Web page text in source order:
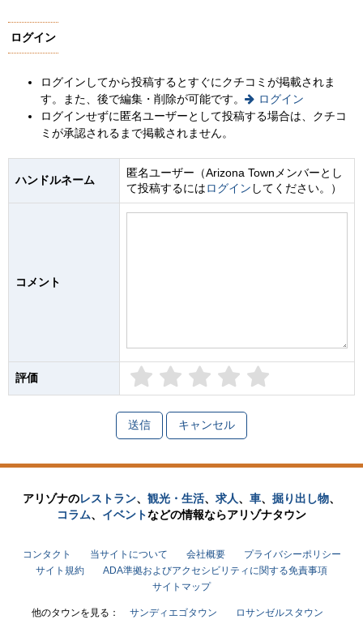
ログイン
ログインしてから投稿するとすぐにクチコミが掲載されま
す。また、後で編集・削除が可能です。
ログイン
ログインせずに匿名ユーザーとして投稿する場合は、クチコ
ミが承認されるまで掲載されません。
ハンドルネーム
匿名ユーザー（Arizona Townメンバーとし
て投稿するにはログイン してください。）
コメント
評価 4
3
2
1
アリゾナのレストラン、 観光・生活、 求人、 車、 掘り出し物、
コラム、 イベントなどの情報ならアリゾナタウン
コンタクト 当サイトについて 会社概要
プライバシーポリシー
サイト規約
ADA準拠およびアクセシビリティに関する免責事項
サイトマップ
他のタウンを見る： サンディエゴタウン ロサンゼルスタウン